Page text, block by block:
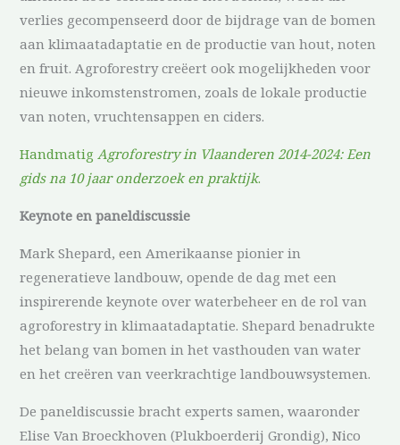
verlies gecompenseerd door de bijdrage van de bomen
aan klimaatadaptatie en de productie van hout, noten
en fruit. Agroforestry creëert ook mogelijkheden voor
nieuwe inkomstenstromen, zoals de lokale productie
van noten, vruchtensappen en ciders.
Handmatig Agroforestry in Vlaanderen 2014-2024: Een
gids na 10 jaar onderzoek en praktijk.
Keynote en paneldiscussie
Mark Shepard, een Amerikaanse pionier in
regeneratieve landbouw, opende de dag met een
inspirerende keynote over waterbeheer en de rol van
agroforestry in klimaatadaptatie. Shepard benadrukte
het belang van bomen in het vasthouden van water
en het creëren van veerkrachtige landbouwsystemen.
De paneldiscussie bracht experts samen, waaronder
Elise Van Broeckhoven (Plukboerderij Grondig), Nico